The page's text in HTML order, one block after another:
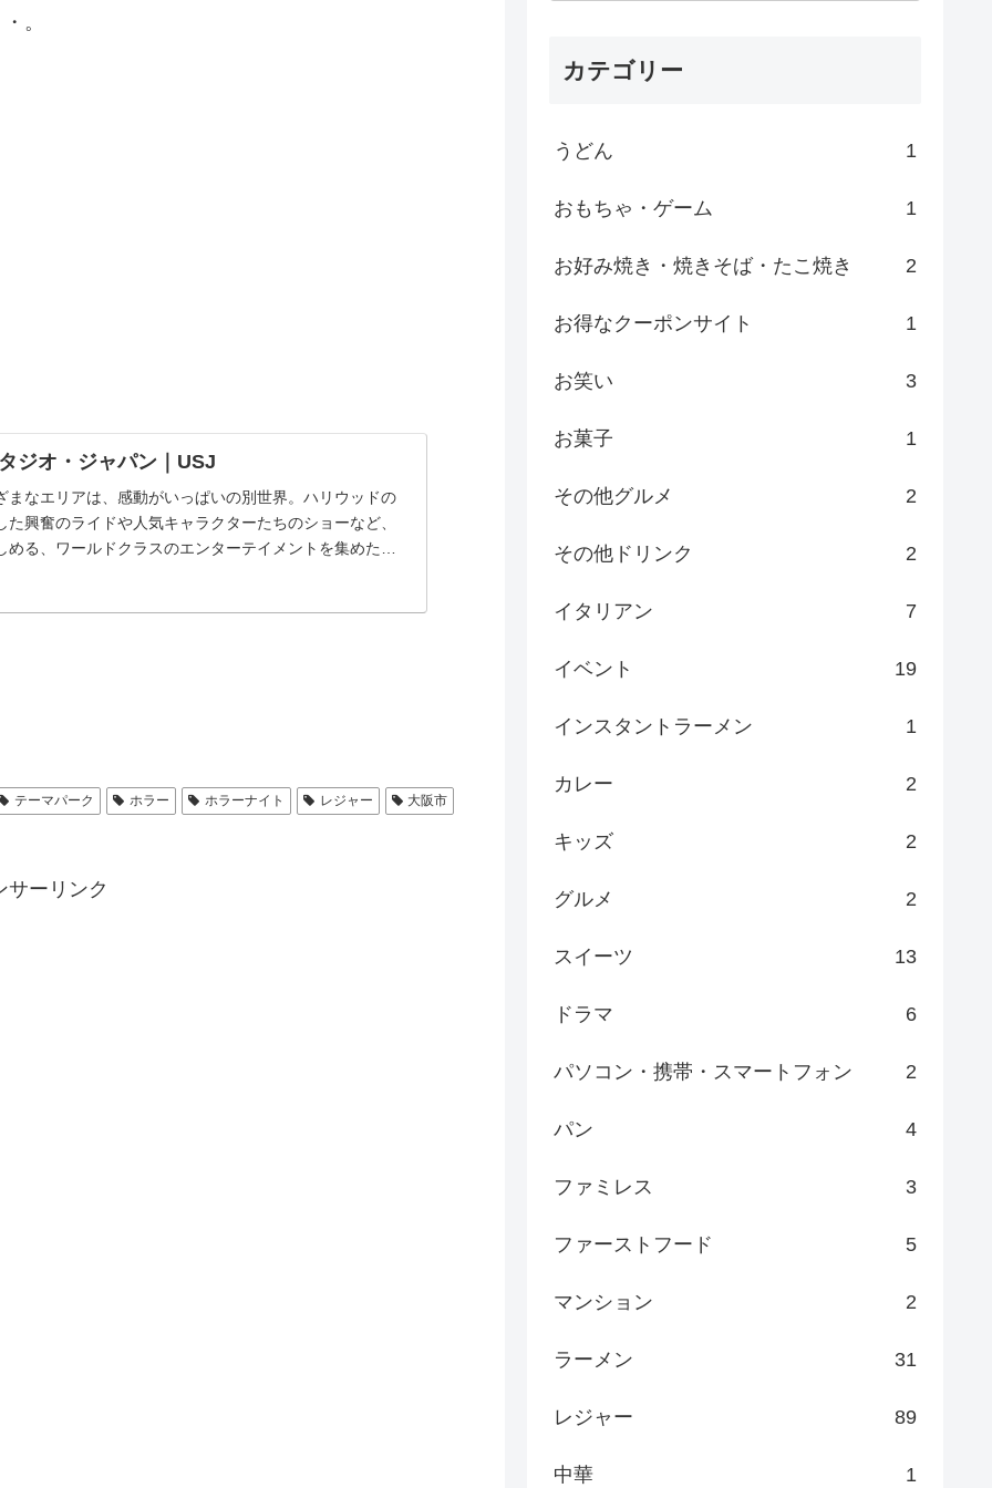
。
ジオ・ジャパン｜USJ
まなエリアは、感動がいっぱいの別世界。ハリウッドの
興奮のライドや人気キャラクターたちのショーなど、
める、ワールドクラスのエンターテイメントを集めたテ
テーマパーク ホラー ホラーナイト レジャー 大阪市
サーリンク
カテゴリー
うどん 1
おもちゃ・ゲーム 1
お好み焼き・焼きそば・たこ焼き 2
お得なクーポンサイト 1
お笑い 3
お菓子 1
その他グルメ 2
その他ドリンク 2
イタリアン 7
イベント 19
インスタントラーメン 1
カレー 2
キッズ 2
グルメ 2
スイーツ 13
ドラマ 6
パソコン・携帯・スマートフォン 2
パン 4
ファミレス 3
ファーストフード 5
マンション 2
ラーメン 31
レジャー 89
中華 1